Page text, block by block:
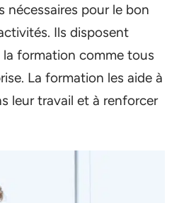
nécessaires pour le bon
Ils disposent
formation comme tous
La formation les aide à
leur travail et à renforcer